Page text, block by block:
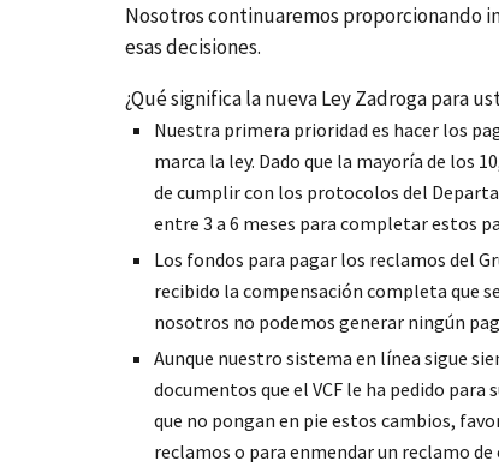
Nosotros continuaremos proporcionando
esas decisiones.
¿Qué significa la nueva Ley Zadroga para
Nuestra primera prioridad es hacer los
marca la ley. Dado que la mayoría de los
de cumplir con los protocolos del
entre 3 a 6 meses para completar estos
Los fondos para pagar los reclamos del
recibido la compensación completa que
nosotros no podemos generar ningún
Aunque nuestro sistema en línea sigue
documentos que el VCF le ha pedido
que no pongan en pie estos cambios,
reclamos o para enmendar un reclamo